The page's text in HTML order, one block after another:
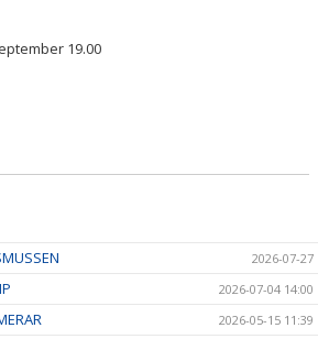
19.00
2026-07-27
2026-07-04 14:00
2026-05-15 11:39